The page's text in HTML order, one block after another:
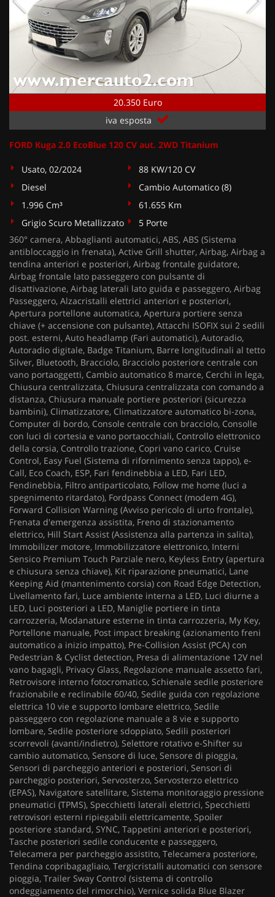
20.350 Euro
iva esposta
FORD Kuga 2.0 EcoBlue 120 CV aut. 2WD Titanium
Usato, 02/2024
88 KW/120 CV
Diesel
Cambio Automatico (8)
1.996 Cm³
61.655 Km
Grigio Scuro Metallizzato
5 Porte
360° camera, Abbaglianti automatici, ABS, ABS (Sistema
antibloccaggio in frenata), Active Grill shutter, Airbag, Airbag a
tendina anteriori e posteriori, Airbag frontale guidatore,
Airbag frontale lato passeggero con pulsante di
disattivazione, Airbag laterali lato guida e passeggero, Airbag
Passeggero, Alzacristalli elettrici anteriori e posteriori,
Apertura portellone automatica, Apertura portiere senza
chiave (+ accensione con pulsante), Attacchi ISOFIX sui 2 sedili
post. esterni, Auto headlamp (Fari automatici), Autoradio,
Autoradio digitale, Badge Titanium, Barre longitudinali al tetto
Silver, Bluetooth, Bracciolo, Bracciolo posteriore centrale con
vano portaoggetti, Cambio automatico 8 marce, Cerchi in lega,
Chiusura centralizzata, Chiusura centralizzata con comando a
distanza, Chiusura manuale portiere posteriori (sicurezza
bambini), Climatizzatore, Climatizzatore automatico bi-zona,
Computer di bordo, Console centrale con bracciolo, Consolle
con luci di cortesia e vano portaocchiali, Controllo elettronico
della corsia, Controllo trazione, Copri vano carico, Cruise
Control, Easy Fuel (Sistema di rifornimento senza tappo), e-
Call, Eco Coach, ESP, Fari fendinebbia a LED, Fari LED,
Fendinebbia, Filtro antiparticolato, Follow me home (luci a
spegnimento ritardato), Fordpass Connect (modem 4G),
Forward Collision Warning (Avviso pericolo di urto frontale),
Frenata d'emergenza assistita, Freno di stazionamento
elettrico, Hill Start Assist (Assistenza alla partenza in salita),
Immobilizer motore, Immobilizzatore elettronico, Interni
Sensico Premium Touch Parziale nero, Keyless Entry (apertura
e chiusura senza chiave), Kit riparazione pneumatici, Lane
Keeping Aid (mantenimento corsia) con Road Edge Detection,
Livellamento fari, Luce ambiente interna a LED, Luci diurne a
LED, Luci posteriori a LED, Maniglie portiere in tinta
carrozzeria, Modanature esterne in tinta carrozzeria, My Key,
Portellone manuale, Post impact breaking (azionamento freni
automatico a inizio impatto), Pre-Collision Assist (PCA) con
Pedestrian & Cyclist detection, Presa di alimentazione 12V nel
vano bagagli, Privacy Glass, Regolazione manuale assetto fari,
Retrovisore interno fotocromatico, Schienale sedile posteriore
frazionabile e reclinabile 60/40, Sedile guida con regolazione
elettrica 10 vie e supporto lombare elettrico, Sedile
passeggero con regolazione manuale a 8 vie e supporto
lombare, Sedile posteriore sdoppiato, Sedili posteriori
scorrevoli (avanti/indietro), Selettore rotativo e-Shifter su
cambio automatico, Sensore di luce, Sensore di pioggia,
Sensori di parcheggio anteriori e posteriori, Sensori di
parcheggio posteriori, Servosterzo, Servosterzo elettrico
(EPAS), Navigatore satellitare, Sistema monitoraggio pressione
pneumatici (TPMS), Specchietti laterali elettrici, Specchietti
retrovisori esterni ripiegabili elettricamente, Spoiler
posteriore standard, SYNC, Tappetini anteriori e posteriori,
Tasche posteriori sedile conducente e passeggero,
Telecamera per parcheggio assistito, Telecamera posteriore,
Tendina copribagagliaio, Tergicristalli automatici con sensore
pioggia, Trailer Sway Control (sistema di controllo
ondeggiamento del rimorchio), Vernice solida Blue Blazer